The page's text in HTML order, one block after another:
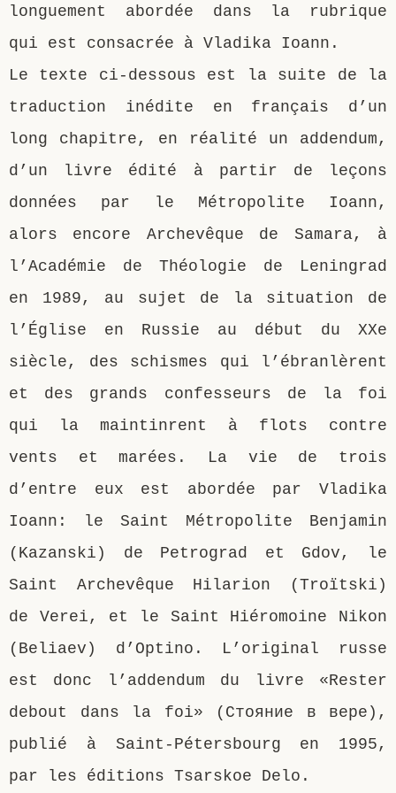
longuement abordée dans la rubrique
qui est consacrée à Vladika Ioann.
Le texte ci-dessous est la suite de la
traduction inédite en français d’un
long chapitre, en réalité un addendum,
d’un livre édité à partir de leçons
données par le Métropolite Ioann,
alors encore Archevêque de Samara, à
l’Académie de Théologie de Leningrad
en 1989, au sujet de la situation de
l’Église en Russie au début du XXe
siècle, des schismes qui l’ébranlèrent
et des grands confesseurs de la foi
qui la maintinrent à flots contre
vents et marées. La vie de trois
d’entre eux est abordée par Vladika
Ioann: le Saint Métropolite Benjamin
(Kazanski) de Petrograd et Gdov, le
Saint Archevêque Hilarion (Troïtski)
de Verei, et le Saint Hiéromoine Nikon
(Beliaev) d’Optino. L’original russe
est donc l’addendum du livre «Rester
debout dans la foi» (Стояние в вере),
publié à Saint-Pétersbourg en 1995,
par les éditions Tsarskoe Delo.